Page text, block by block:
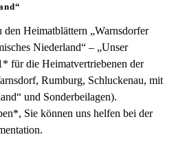
den Heimatblättern „Warnsdorfer
Niederland“ – „Unser
für die Heimatvertriebenen der
Rumburg, Schluckenau, mit
und Sonderbeilagen).
Sie können uns helfen bei der